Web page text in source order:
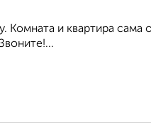
и квартира сама